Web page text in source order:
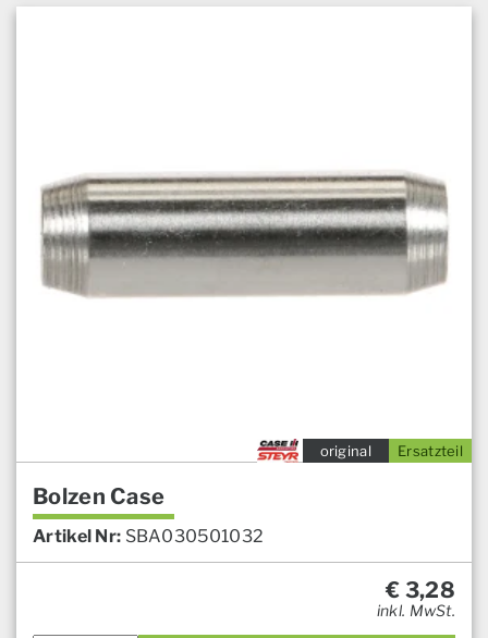
Ersatzteil
original
Bolzen Case
Artikel Nr: SBA030501032
€ 3,28
inkl. MwSt.